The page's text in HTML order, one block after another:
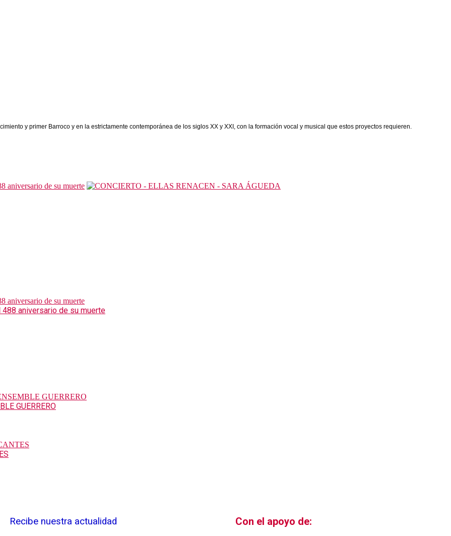
y primer Barroco y en la estrictamente contemporánea de los siglos XX y XXI, con la formación vocal y musical que estos proyectos requieren.
aniversario de su muerte
GUERRERO
Recibe nuestra actualidad Con el apoyo de: